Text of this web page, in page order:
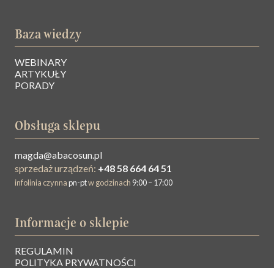
O NAS
Baza wiedzy
WEBINARY
ARTYKUŁY
PORADY
Obsługa sklepu
magda@abacosun.pl
sprzedaż urządzeń: +48 58 664 64 51
infolinia czynnapn-ptw godzinach 9:00 – 17:00
Informacje o sklepie
REGULAMIN
POLITYKA PRYWATNOŚCI